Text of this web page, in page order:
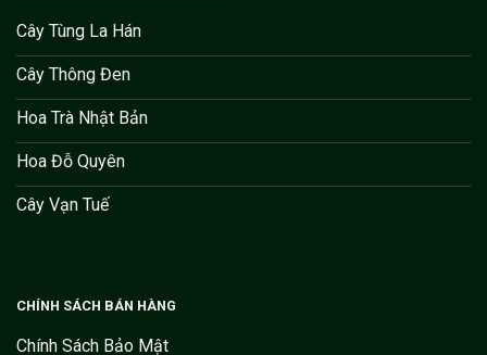
Cây Tùng La Hán
Cây Thông Đen
Hoa Trà Nhật Bản
Hoa Đỗ Quyên
Cây Vạn Tuế
CHÍNH SÁCH BÁN HÀNG
Chính Sách Bảo Mật